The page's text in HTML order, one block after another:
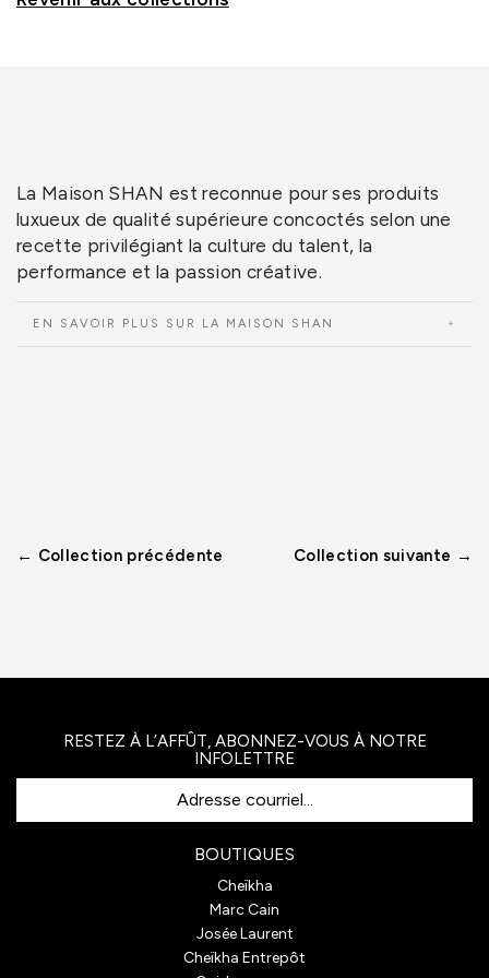
La Maison SHAN est reconnue pour ses produits
luxueux de qualité supérieure concoctés selon une
recette privilégiant la culture du talent, la
performance et la passion créative.
EN SAVOIR PLUS SUR LA MAISON SHAN
← Collection précédente Collection suivante →
RESTEZ À L’AFFÛT, ABONNEZ-VOUS À NOTRE
INFOLETTRE
Adresse courriel...
BOUTIQUES
Cheïkha
Marc Cain
Josée Laurent
Cheïkha Entrepôt